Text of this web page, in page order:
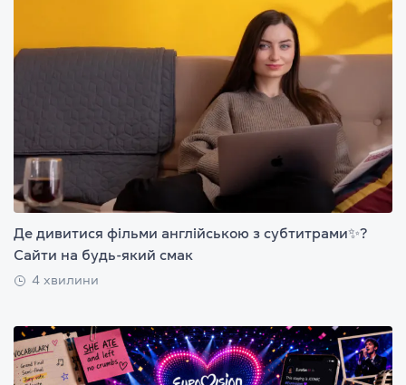
Де дивитися фільми англійською з субтитрами✨?
Сайти на будь-який смак
4 хвилини